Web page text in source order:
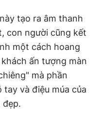
tạo ra âm thanh
con người cũng kết
một cách hoang
ấn tượng màn
mà phần
và điệu múa của
đẹp.